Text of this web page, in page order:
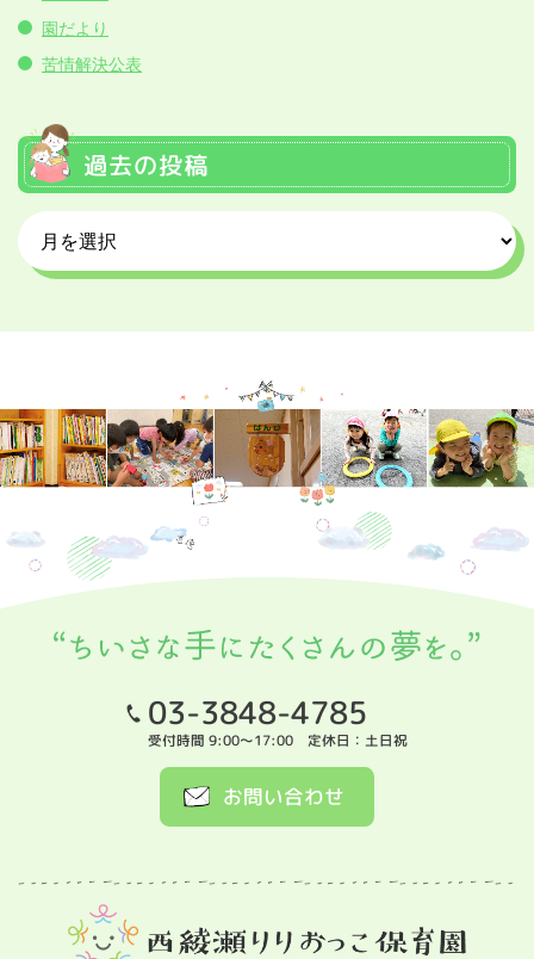
園だより
苦情解決公表
過去の投稿
03-3848-4785
受付時間 9:00～17:00 定休日：土日祝
お問い合わせ